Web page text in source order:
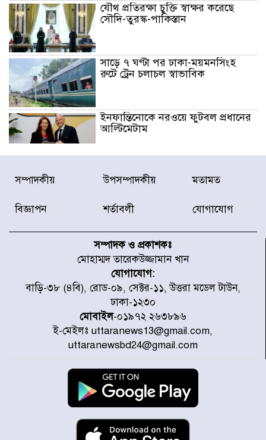
যৌথ প্রতিরক্ষা চুক্তি স্বাক্ষর করেছে
সৌদি-তুরস্ক-পাকিস্তান
সাড়ে ৭ ঘণ্টা পর ঢাকা-ময়মনসিংহ
রুটে ট্রেন চলাচল স্বাভাবিক
ইনফান্তিনোকে নরওয়ে ফুটবল প্রধানের
আল্টিমেটাম
দেশে ভারি বৃষ্টির সতর্কবার্তা, ১০
জেলায় বন্যার পূর্বাভাস
স্থাপনের উদ্যোগ চান মিয়া ব্যাপারীর
৭ জেলায় ঝোড়ো হাওয়াসহ বজ্রবৃষ্টির
শঙ্কা
বগুড়া ও সিলেটে সড়ক দুর্ঘটনায় নিহত
১৫
জুলাইয়ে দেশজুড়ে ৪৫৮টি সড়ক
দুর্ঘটনায় ৪১৬ জন নিহত হয়েছেন
সম্পাদকীয় উপসম্পাদকীয় মতামত
বিজ্ঞাপন শর্তাবলী যোগাযোগ
সম্পাদক ও প্রকাশকঃ
মোহাম্মদ তারেকউজ্জামান খান
যোগাযোগ:
বাড়ি-৩৮ (৪বি), রোড-০৯, সেক্টর-১১, উত্তরা মডেল টাউন,
ঢাকা-১২৩০
মোবাইল-০১৯৭২ ২৬৩৮৯৬
ই-মেইলঃ uttaranews13@gmail.com,
uttaranewsbd24@gmail.com